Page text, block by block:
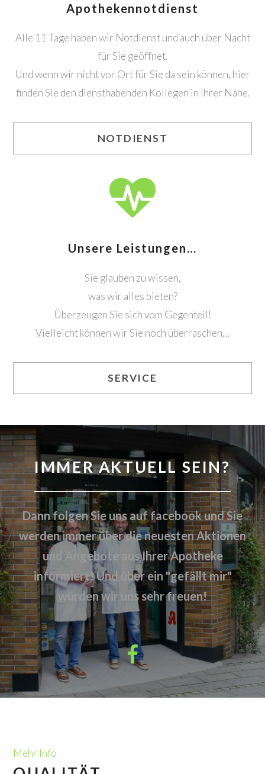
Apothekennotdienst
Alle 11 Tage haben wir Notdienst und auch über Nacht
für Sie geöffnet.
Und wenn wir nicht vor Ort für Sie da sein können, hier
finden Sie den diensthabenden Kollegen in Ihrer Nähe.
NOTDIENST
Unsere Leistungen…
Sie glauben zu wissen,
was wir alles bieten?
Überzeugen Sie sich vom Gegenteil!
Vielleicht können wir Sie noch überraschen…
SERVICE
IMMER AKTUELL SEIN?
Dann folgen Sie uns auf facebook und Sie
werden immer über die neuesten Aktionen
und Angebote aus Ihrer Apotheke
informiert!Und über ein "gefällt mir"
würden wir uns sehr freuen!
Mehr Info